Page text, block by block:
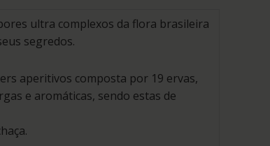
ultra complexos da flora brasileira
segredos.
aperitivos composta por 19 ervas,
e aromáticas, sendo estas de